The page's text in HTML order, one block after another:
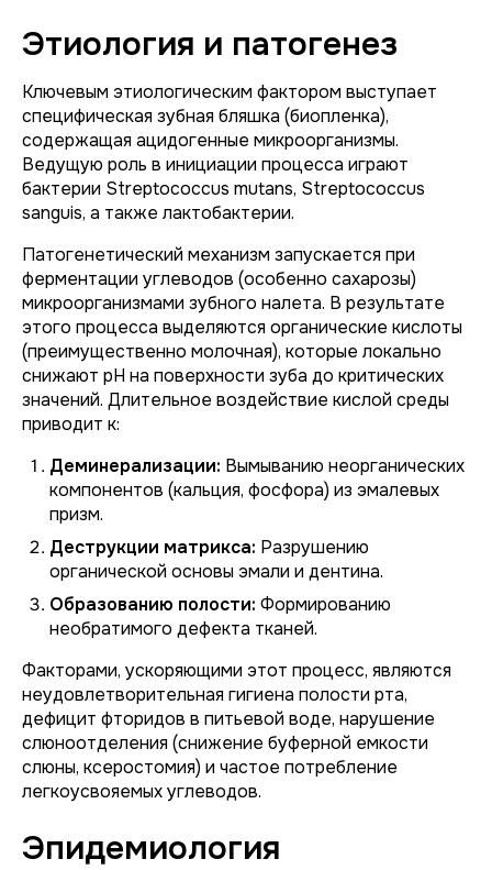
Этиология и патогенез
Ключевым этиологическим фактором выступает
специфическая зубная бляшка (биопленка),
содержащая ацидогенные микроорганизмы.
Ведущую роль в инициации процесса играют
бактерии Streptococcus mutans, Streptococcus
sanguis, а также лактобактерии.
Патогенетический механизм запускается при
ферментации углеводов (особенно сахарозы)
микроорганизмами зубного налета. В результате
этого процесса выделяются органические кислоты
(преимущественно молочная), которые локально
снижают pH на поверхности зуба до критических
значений. Длительное воздействие кислой среды
приводит к:
Деминерализации: Вымыванию неорганических
компонентов (кальция, фосфора) из эмалевых
призм.
Деструкции матрикса: Разрушению
органической основы эмали и дентина.
Образованию полости: Формированию
необратимого дефекта тканей.
Факторами, ускоряющими этот процесс, являются
неудовлетворительная гигиена полости рта,
дефицит фторидов в питьевой воде, нарушение
слюноотделения (снижение буферной емкости
слюны, ксеростомия) и частое потребление
легкоусвояемых углеводов.
Эпидемиология